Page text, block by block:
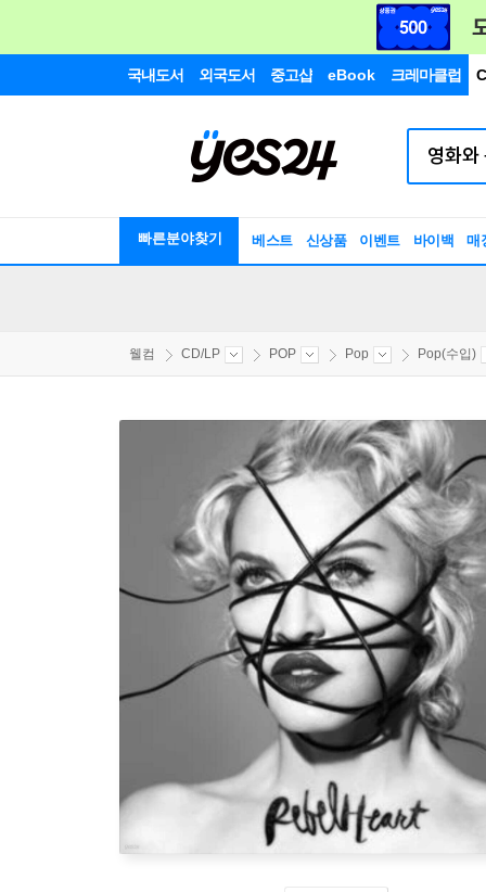
국내도서 외국도서 중고샵 eBook 크레마클럽
빠른분야찾기 베스트 신상품 이벤트 바이백 매
웰컴 CD/LP POP Pop Pop(수입)